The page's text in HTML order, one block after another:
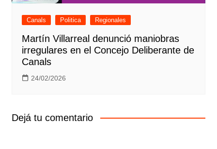
Canals Politica Regionales
Martín Villarreal denunció maniobras
irregulares en el Concejo Deliberante de
Canals
24/02/2026
Dejá tu comentario